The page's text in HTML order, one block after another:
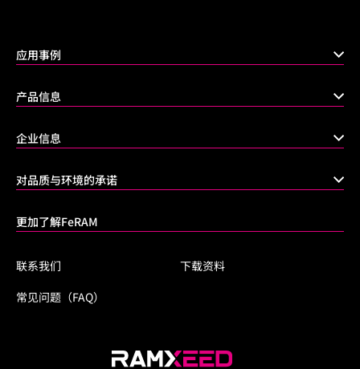
应用事例
产品信息
企业信息
对品质与环境的承诺
更加了解FeRAM
联系我们
下载资料
常见问题（FAQ）